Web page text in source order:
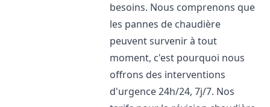
besoins. Nous comprenons que
les pannes de chaudière
peuvent survenir à tout
moment, c'est pourquoi nous
offrons des interventions
d'urgence 24h/24, 7j/7. Nos